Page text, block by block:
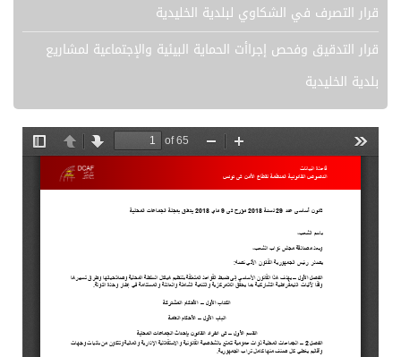
قرار التصرف في الشكاوي لبلدية الخليدية
قرار التدقيق وفحص إجراأت الحماية البيئية والإجتماعية لمشاريع
بلدية الخليدية